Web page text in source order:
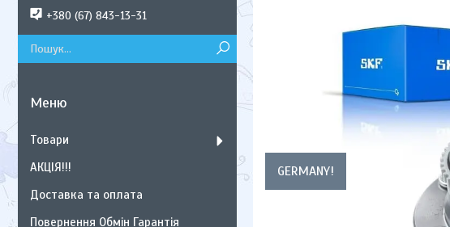
GERMANY!
+380 (67) 843-13-31
Товари
АКЦІЯ!!!
Доставка та оплата
Повернення Обмін Гарантія